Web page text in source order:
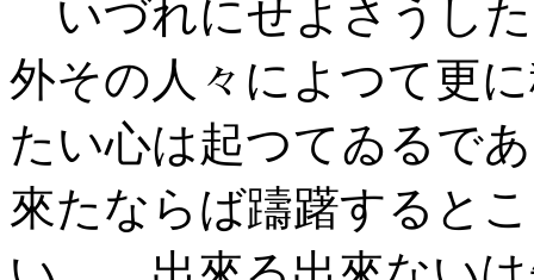
いづれにせよさうし
外その人々によつて更
たい心は起つてゐるで
來たならば躊躇すると